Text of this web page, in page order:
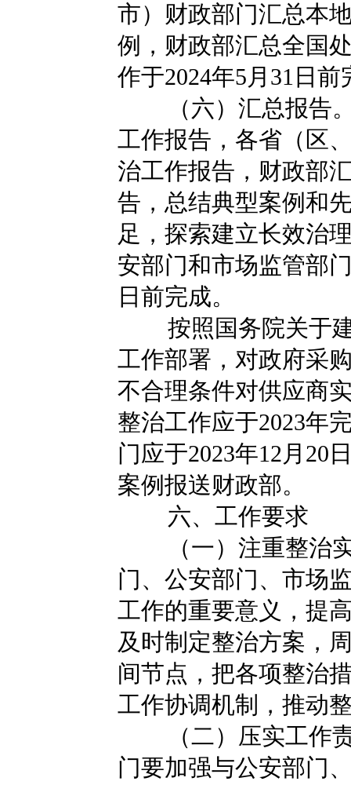
市）财政部门汇总本
例，财政部汇总全国
作于2024年5月31日前
（六）汇总报告
工作报告，各省（区
治工作报告，财政部
告，总结典型案例和
足，探索建立长效治
安部门和市场监管部
日前完成。
按照国务院关于
工作部署，对政府采
不合理条件对供应商
整治工作应于2023年
门应于2023年12月20
案例报送财政部。
六、工作要求
（一）注重整治
门、公安部门、市场
工作的重要意义，提
及时制定整治方案，
间节点，把各项整治
工作协调机制，推动
（二）压实工作
门要加强与公安部门